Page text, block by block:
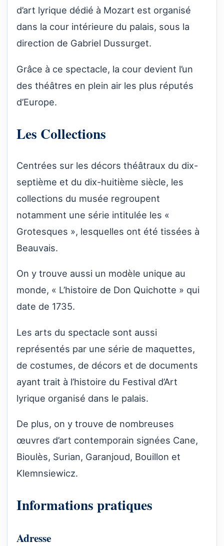
d’art lyrique dédié à Mozart est organisé
dans la cour intérieure du palais, sous la
direction de Gabriel Dussurget.
Grâce à ce spectacle, la cour devient l’un
des théâtres en plein air les plus réputés
d’Europe.
Les Collections
Centrées sur les décors théâtraux du dix-
septième et du dix-huitième siècle, les
collections du musée regroupent
notamment une série intitulée les «
Grotesques », lesquelles ont été tissées à
Beauvais.
On y trouve aussi un modèle unique au
monde, « L’histoire de Don Quichotte » qui
date de 1735.
Les arts du spectacle sont aussi
représentés par une série de maquettes,
de costumes, de décors et de documents
ayant trait à l’histoire du Festival d’Art
lyrique organisé dans le palais.
De plus, on y trouve de nombreuses
œuvres d’art contemporain signées Cane,
Bioulès, Surian, Garanjoud, Bouillon et
Klemnsiewicz.
Informations pratiques
Adresse